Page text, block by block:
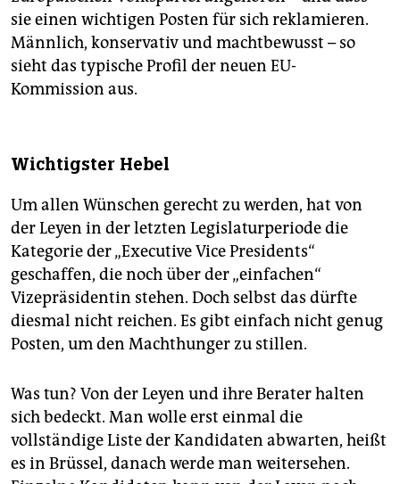
sie einen wichtigen Posten für sich reklamieren.
Männlich, konservativ und machtbewusst – so
sieht das typische Profil der neuen EU-
Kommission aus.
Wichtigster Hebel
Um allen Wünschen gerecht zu werden, hat von
der Leyen in der letzten Legislaturperiode die
Kategorie der „Executive Vice Presidents“
geschaffen, die noch über der „einfachen“
Vizepräsidentin stehen. Doch selbst das dürfte
diesmal nicht reichen. Es gibt einfach nicht genug
Posten, um den Machthunger zu stillen.
Was tun? Von der Leyen und ihre Berater halten
sich bedeckt. Man wolle erst einmal die
vollständige Liste der Kandidaten abwarten, heißt
es in Brüssel, danach werde man weitersehen.